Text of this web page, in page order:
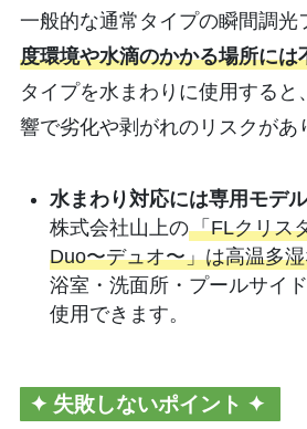
一般的な通常タイプの瞬間調光
度環境や水滴のかかる場所には
タイプを水まわりに使用すると
響で劣化や剥がれのリスクがあ
水まわり対応には専用モデ
株式会社山上の「FLクリス
Duo〜デュオ〜」は高温多
浴室・洗面所・プールサイ
使用できます。
✦ 失敗しないポイント ✦